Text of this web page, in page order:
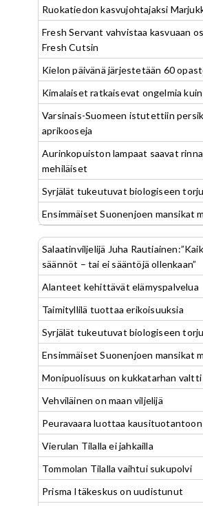
Ruokatiedon kasvujohtajaksi
Fresh Servant vahvistaa kasvuaan
Fresh Cutsin
Kielon päivänä järjestetään 60
Kimalaiset ratkaisevat ongelmia
Varsinais-Suomeen istutettiin
aprikooseja
Aurinkopuiston lampaat saavat
mehiläiset
Syrjälät tukeutuvat biologiseen
Ensimmäiset Suonenjoen mansikat
Salaatinviljelijä Juha
säännöt – tai ei sääntöjä ollenkaan”
Alanteet kehittävät elämyspalvelua
Taimityllilä tuottaa erikoisuuksia
Syrjälät tukeutuvat biologiseen
Ensimmäiset Suonenjoen mansikat
Monipuolisuus on kukkatarhan valtti
Vehviläinen on maan viljelijä
Peuravaara luottaa kausituotantoon
Vierulan Tilalla ei jahkailla
Tommolan Tilalla vaihtui sukupolvi
Prisma Itäkeskus on uudistunut